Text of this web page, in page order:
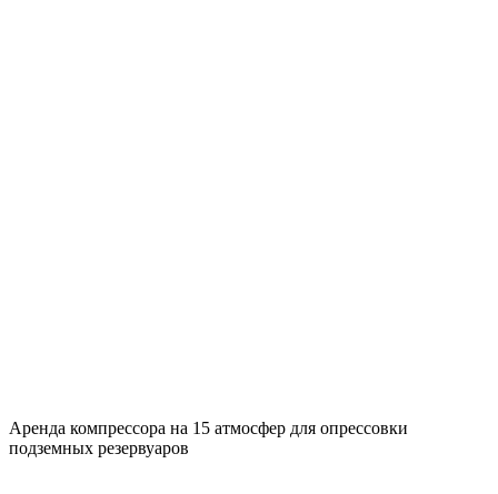
Аренда компрессора на 15 атмосфер для опрессовки
подземных резервуаров